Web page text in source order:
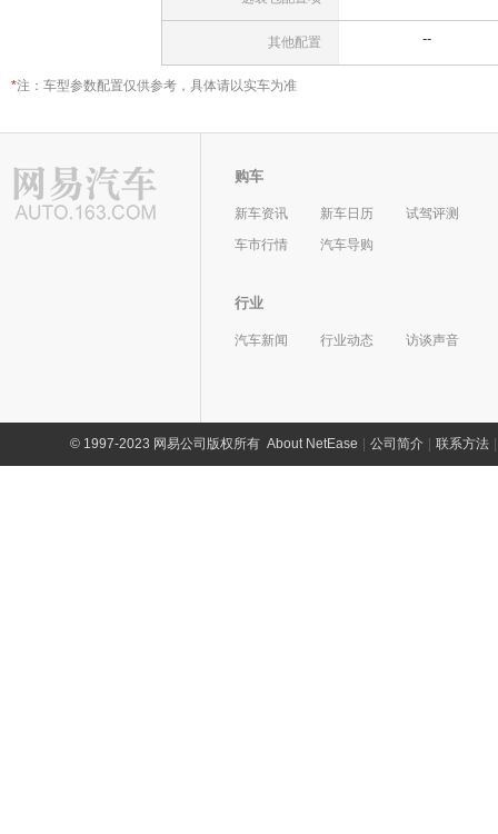
其他配置 --
*注：车型参数配置仅供参考，具体请以实车为准
购车
新车资讯 新车日历
试驾评测
车市行情
汽车导购
行业
汽车新闻 行业动态 访谈声音
©1997-2023 网易公司版权所有 About NetEase 公司简介 联系方法